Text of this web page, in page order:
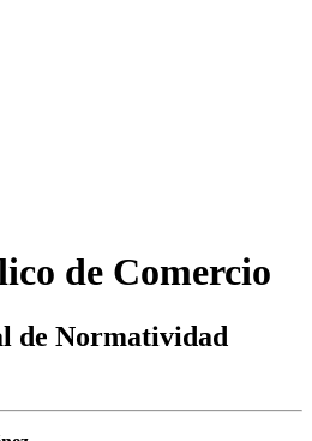
de Comercio
de Normatividad